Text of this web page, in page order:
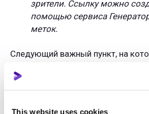
This website uses cookies
зрители. Ссылку можно
помощью сервиса
меток.
Следующий важный пункт, на
выпуске видео
. Подключили вы